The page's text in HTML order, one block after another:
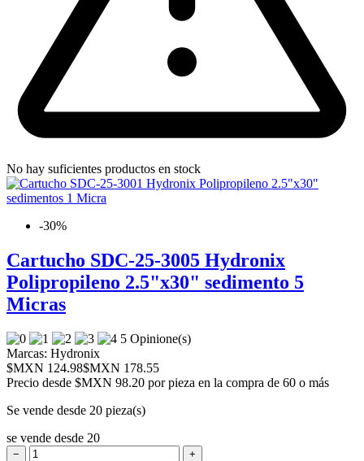
No hay suficientes productos en stock
-30%
Cartucho SDC-25-3005 Hydronix
Polipropileno 2.5"x30" sedimento 5
Micras
5 Opinione(s)
Marcas: Hydronix
$MXN 124.98$MXN 178.55
Precio desde $MXN 98.20 por pieza en la compra de 60 o más
Se vende desde 20 pieza(s)
se vende desde 20
− +